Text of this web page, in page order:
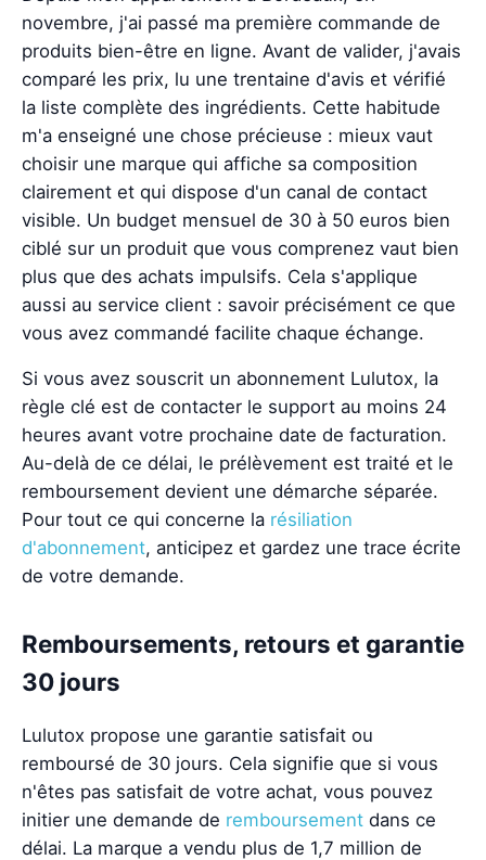
novembre, j'ai passé ma première commande de
produits bien-être en ligne. Avant de valider, j'avais
comparé les prix, lu une trentaine d'avis et vérifié
la liste complète des ingrédients. Cette habitude
m'a enseigné une chose précieuse : mieux vaut
choisir une marque qui affiche sa composition
clairement et qui dispose d'un canal de contact
visible. Un budget mensuel de 30 à 50 euros bien
ciblé sur un produit que vous comprenez vaut bien
plus que des achats impulsifs. Cela s'applique
aussi au service client : savoir précisément ce que
vous avez commandé facilite chaque échange.
Si vous avez souscrit un abonnement Lulutox, la
règle clé est de contacter le support au moins 24
heures avant votre prochaine date de facturation.
Au-delà de ce délai, le prélèvement est traité et le
remboursement devient une démarche séparée.
Pour tout ce qui concerne la résiliation
d'abonnement, anticipez et gardez une trace écrite
de votre demande.
Remboursements, retours et garantie
30 jours
Lulutox propose une garantie satisfait ou
remboursé de 30 jours. Cela signifie que si vous
n'êtes pas satisfait de votre achat, vous pouvez
initier une demande de remboursement dans ce
délai. La marque a vendu plus de 1,7 million de